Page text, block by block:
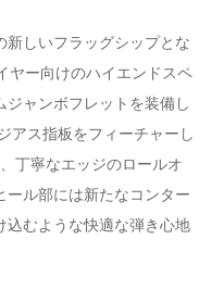
新しいフラッグシップとな
ヤー向けのハイエンドスペ
ジャンボフレットを装備し
アス指板をフィーチャーし
丁寧なエッジのロールオ
ール部には新たなコンター
込むような快適な弾き心地